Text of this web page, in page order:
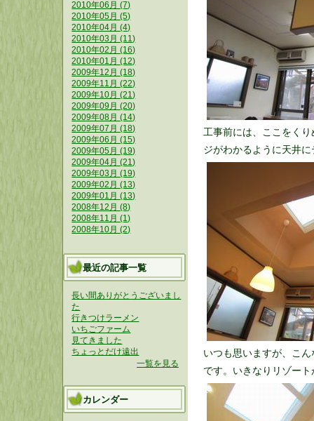
工事前には、ここをく
ジがわかるように天井
いつも思いますが、こ
です。いきなりリゾー
2010年06月 (7)
2010年05月 (5)
2010年04月 (4)
2010年03月 (11)
2010年02月 (16)
2010年01月 (12)
2009年12月 (18)
2009年11月 (22)
2009年10月 (21)
2009年09月 (20)
2009年08月 (14)
2009年07月 (18)
2009年06月 (15)
2009年05月 (19)
2009年04月 (21)
2009年03月 (19)
2009年02月 (13)
2009年01月 (13)
2008年12月 (8)
2008年11月 (1)
2008年10月 (2)
最近の記事一覧
長い間ありがとうございまし
た
行きつけラーメン
いちごファーム
見てきました
ちょっとだけ遠出
一覧を見る
カレンダー